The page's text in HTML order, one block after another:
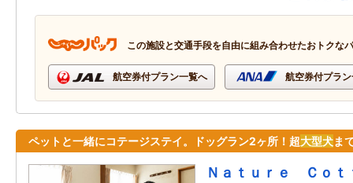
この施設と交通手段を自由に組み合わせたおトクな
航空券付プラン一覧へ 航空券付プラ
ペットと一緒にコテージステイ。ドッグラン2ヶ所！超大型犬ま
Ｎａｔｕｒｅ Ｃｏ